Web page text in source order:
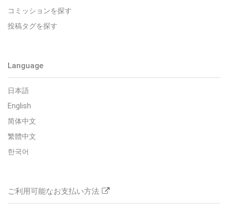
コミッションを探す
投稿タグを探す
Language
日本語
English
简体中文
繁體中文
한국어
ご利用可能なお支払い方法